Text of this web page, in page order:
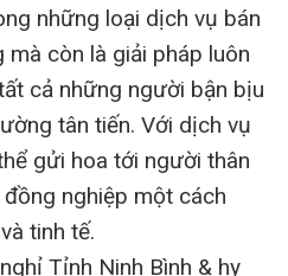
những loại dịch vụ bán
mà còn là giải pháp luôn
cả những người bận bịu
tân tiến. Với dịch vụ
gửi hoa tới người thân
nghiệp một cách
tinh tế.
Tỉnh Ninh Bình & hy